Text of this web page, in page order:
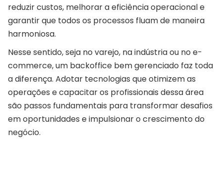
reduzir custos, melhorar a eficiência operacional e
garantir que todos os processos fluam de maneira
harmoniosa.
Nesse sentido, seja no varejo, na indústria ou no e-
commerce, um backoffice bem gerenciado faz toda
a diferença. Adotar tecnologias que otimizem as
operações e capacitar os profissionais dessa área
são passos fundamentais para transformar desafios
em oportunidades e impulsionar o crescimento do
negócio.